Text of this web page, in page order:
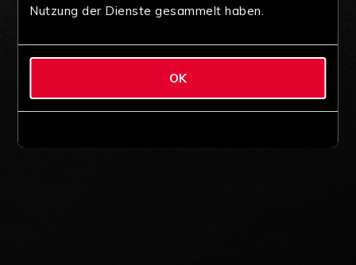
Nutzung der Dienste gesammelt haben.
OK